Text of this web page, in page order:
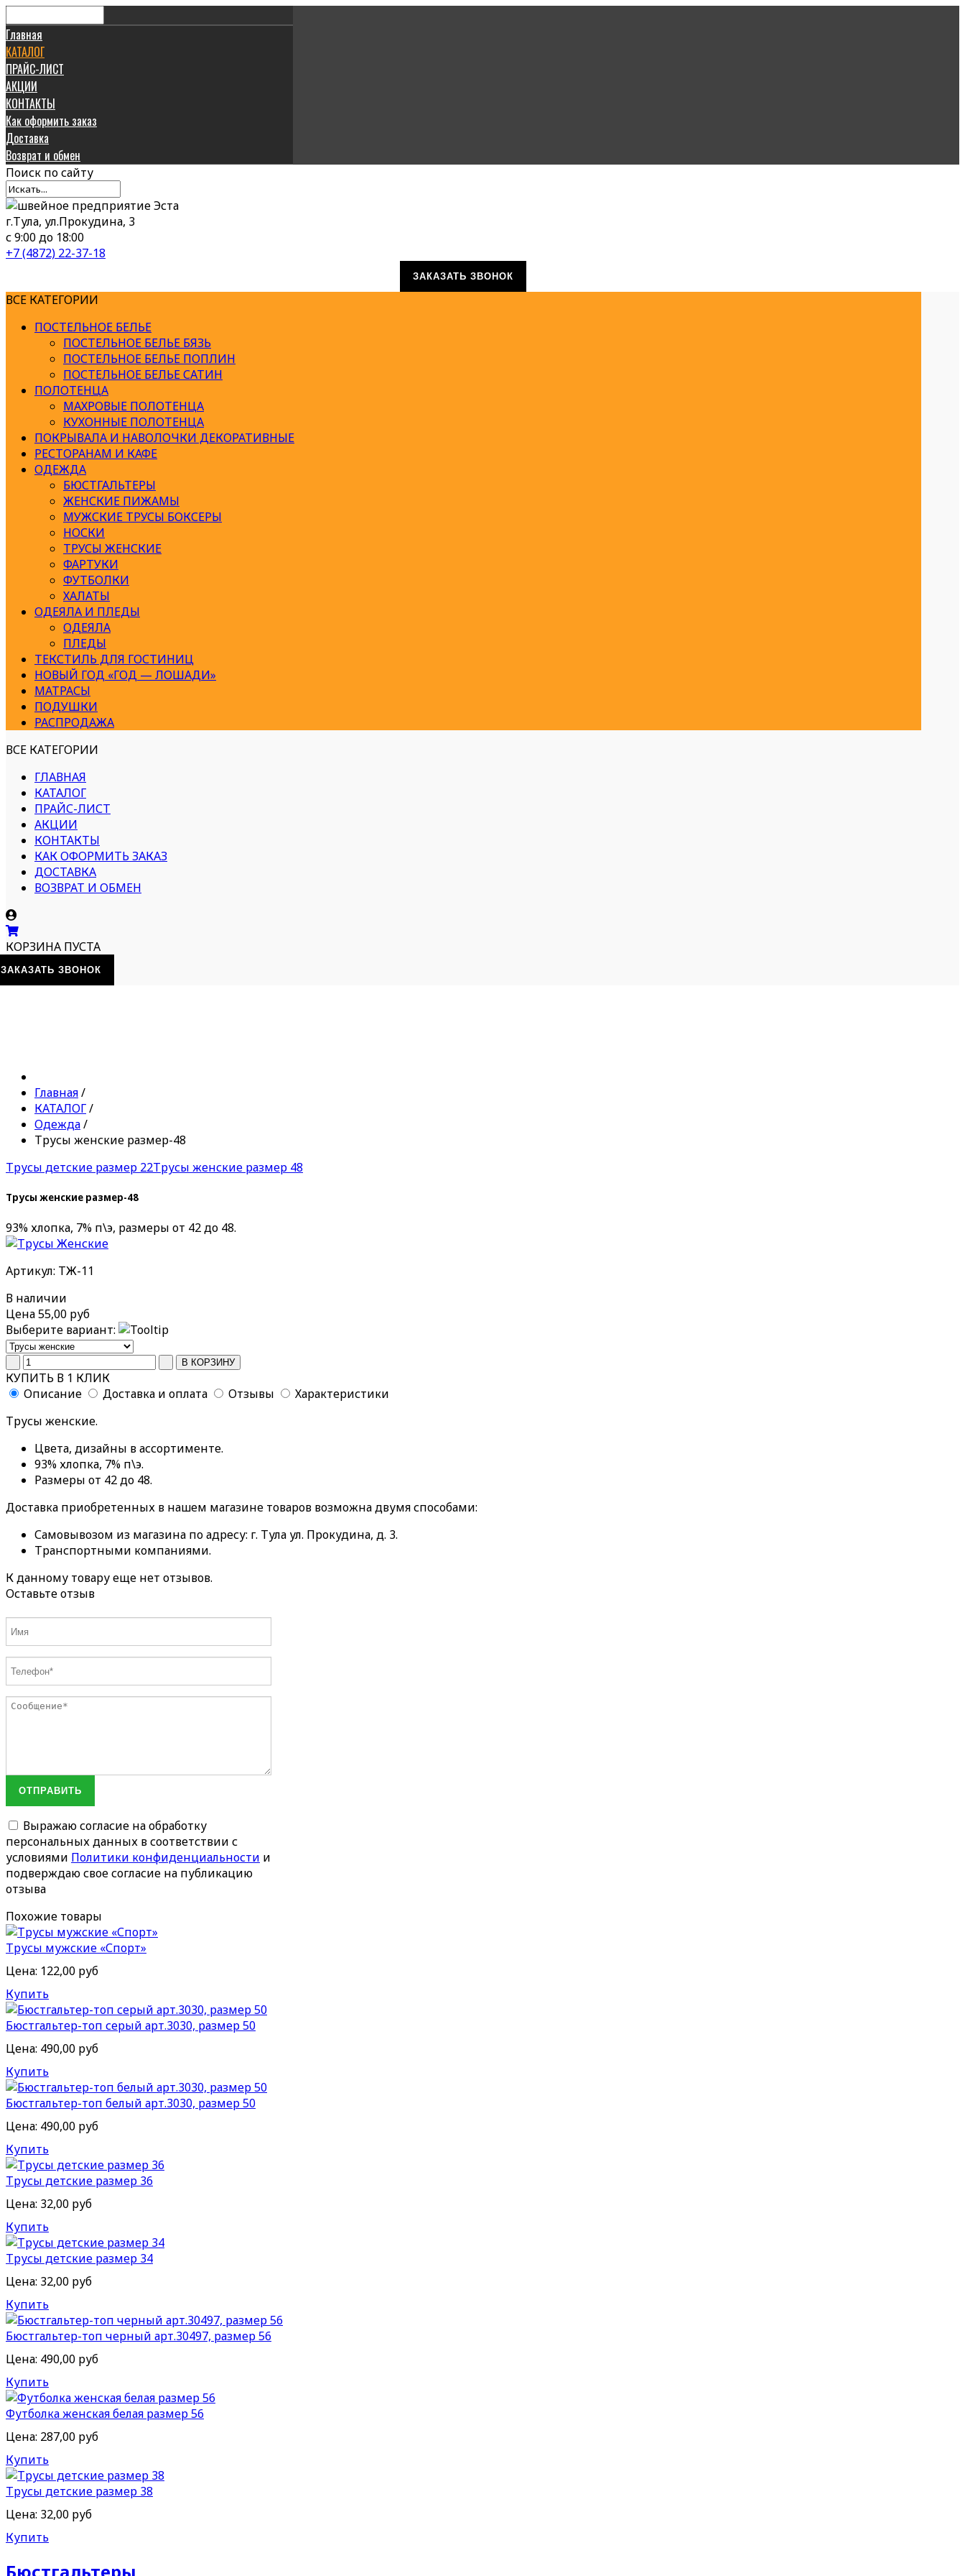
Главная
КАТАЛОГ
ПРАЙС-ЛИСТ
АКЦИИ
КОНТАКТЫ
Как оформить заказ
Доставка
Возврат и обмен
Поиск по сайту
г.Тула, ул.Прокудина, 3
с 9:00 до 18:00
+7 (4872) 22-37-18
ЗАКАЗАТЬ ЗВОНОК
ВСЕ КАТЕГОРИИ
ПОСТЕЛЬНОЕ БЕЛЬЕ
ПОСТЕЛЬНОЕ БЕЛЬЕ БЯЗЬ
ПОСТЕЛЬНОЕ БЕЛЬЕ ПОПЛИН
ПОСТЕЛЬНОЕ БЕЛЬЕ САТИН
ПОЛОТЕНЦА
МАХРОВЫЕ ПОЛОТЕНЦА
КУХОННЫЕ ПОЛОТЕНЦА
ПОКРЫВАЛА И НАВОЛОЧКИ ДЕКОРАТИВНЫЕ
РЕСТОРАНАМ И КАФЕ
ОДЕЖДА
БЮСТГАЛЬТЕРЫ
ЖЕНСКИЕ ПИЖАМЫ
МУЖСКИЕ ТРУСЫ БОКСЕРЫ
НОСКИ
ТРУСЫ ЖЕНСКИЕ
ФАРТУКИ
ФУТБОЛКИ
ХАЛАТЫ
ОДЕЯЛА И ПЛЕДЫ
ОДЕЯЛА
ПЛЕДЫ
ТЕКСТИЛЬ ДЛЯ ГОСТИНИЦ
НОВЫЙ ГОД «ГОД — ЛОШАДИ»
МАТРАСЫ
ПОДУШКИ
РАСПРОДАЖА
ВСЕ КАТЕГОРИИ
ГЛАВНАЯ
КАТАЛОГ
ПРАЙС-ЛИСТ
АКЦИИ
КОНТАКТЫ
КАК ОФОРМИТЬ ЗАКАЗ
ДОСТАВКА
ВОЗВРАТ И ОБМЕН
КОРЗИНА ПУСТА
ЗАКАЗАТЬ ЗВОНОК
Главная/
КАТАЛОГ/
Одежда/
Трусы женские размер-48
Трусы детские размер 22Трусы женские размер 48
Трусы женские размер-48
93% хлопка, 7% п\э, размеры от 42 до 48.
Артикул: ТЖ-11
В наличии
Цена55,00 руб
Выберите вариант:
КУПИТЬ В 1 КЛИК
Описание
Доставка и оплата Отзывы
Характеристики
Трусы женские.
Цвета, дизайны в ассортименте.
93% хлопка, 7% п\э.
Размеры от 42 до 48.
Доставка приобретенных в нашем магазине товаров возможна двумя способами:
Самовывозом из магазина по адресу: г. Тула ул. Прокудина, д. 3.
Транспортными компаниями.
К данному товару еще нет отзывов.
Оставьте отзыв
ОТПРАВИТЬ
Выражаю согласие на обработку
персональных данных в соответствии с
условиями Политики конфиденциальности и
подверждаю свое согласие на публикацию
отзыва
Похожие товары
Трусы мужские «Спорт»
Цена: 122,00 руб
Купить
Бюстгальтер-топ серый арт.3030, размер 50
Цена: 490,00 руб
Купить
Бюстгальтер-топ белый арт.3030, размер 50
Цена: 490,00 руб
Купить
Трусы детские размер 36
Цена: 32,00 руб
Купить
Трусы детские размер 34
Цена: 32,00 руб
Купить
Бюстгальтер-топ черный арт.30497, размер 56
Цена: 490,00 руб
Купить
Футболка женская белая размер 56
Цена: 287,00 руб
Купить
Трусы детские размер 38
Цена: 32,00 руб
Купить